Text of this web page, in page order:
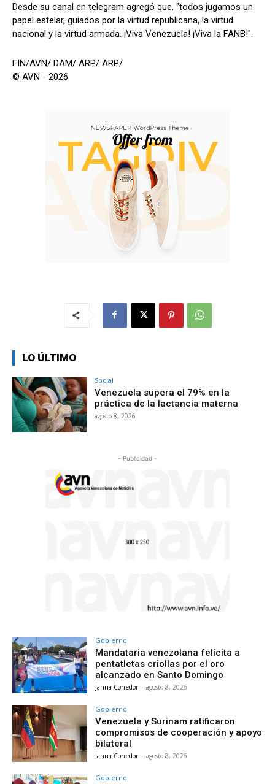
Desde su canal en telegram agregó que, "todos jugamos un
papel estelar, guiados por la virtud republicana, la virtud
nacional y la virtud armada. ¡Viva Venezuela! ¡Viva la FANB!".
FIN/AVN/ DAM/ ARP/ ARP/
© AVN - 2026
LO ÚLTIMO
Social
Venezuela supera el 79% en la
práctica de la lactancia materna
agosto 8, 2026
- Publicidad -
Gobierno
Mandataria venezolana felicita a
pentatletas criollas por el oro
alcanzado en Santo Domingo
Janna Corredor - agosto 8, 2026
Gobierno
Venezuela y Surinam ratificaron
compromisos de cooperación y apoyo
bilateral
Janna Corredor - agosto 8, 2026
Gobierno